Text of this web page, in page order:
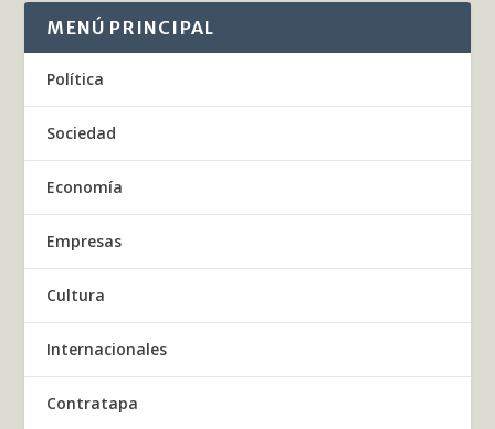
MENÚ PRINCIPAL
Política
Sociedad
Economía
Empresas
Cultura
Internacionales
Contratapa